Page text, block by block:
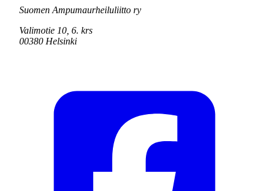
Suomen Ampumaurheiluliitto ry
Valimotie 10, 6. krs
00380 Helsinki